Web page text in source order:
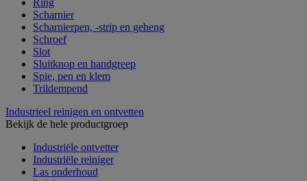
Scharnier
Scharnierpen, -strip en geheng
Schroef
Slot
Sluitknop en handgreep
Spie, pen en klem
Trildempend
Industrieel reinigen en ontvetten
Bekijk de hele productgroep
Industriële ontvetter
Industriële reiniger
Las onderhoud